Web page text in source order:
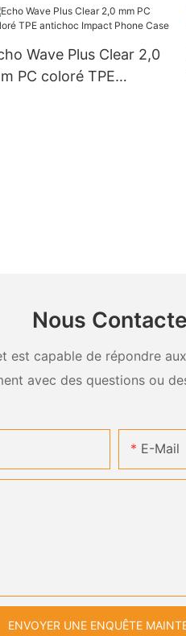
Wave Plus Clear 2,0
PC coloré TPE
Nous
est capable de répondre
avec des questions ou
E-Mail
ENVOYER UNE ENQUÊTE